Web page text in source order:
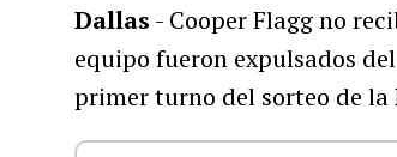
Dallas - Cooper Flagg no
equipo fueron expulsados
primer turno del sorteo de la